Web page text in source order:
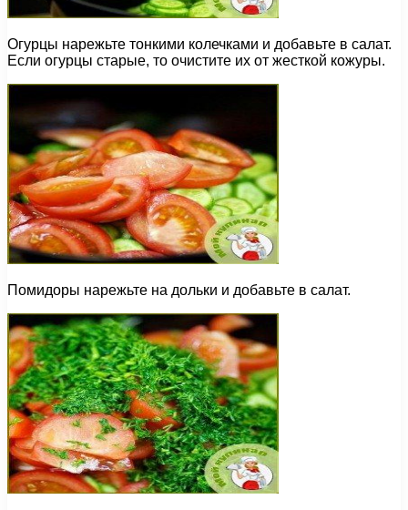
Огурцы нарежьте тонкими колечками и добавьте в салат.
Если огурцы старые, то очистите их от жесткой кожуры.
Помидоры нарежьте на дольки и добавьте в салат.